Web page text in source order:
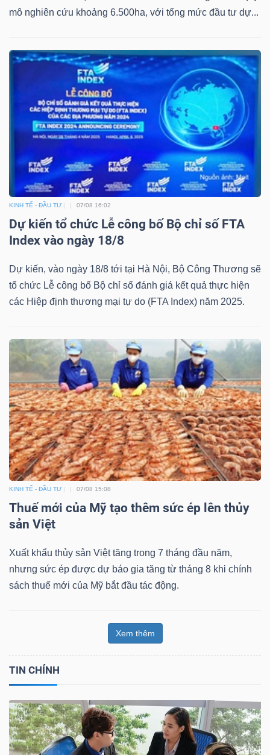
mô nghiên cứu khoảng 6.500ha, với tổng mức đầu tư dự...
KINH TẾ - ĐẦU TƯ 07/08 16:02
Dự kiến tổ chức Lễ công bố Bộ chỉ số FTA
Index vào ngày 18/8
Dự kiến, vào ngày 18/8 tới tại Hà Nội, Bộ Công Thương sẽ
tổ chức Lễ công bố Bộ chỉ số đánh giá kết quả thực hiện
các Hiệp định thương mại tự do (FTA Index) năm 2025.
KINH TẾ - ĐẦU TƯ 07/08 15:08
Thuế mới của Mỹ tạo thêm sức ép lên thủy
sản Việt
Xuất khẩu thủy sản Việt tăng trong 7 tháng đầu năm,
nhưng sức ép được dự báo gia tăng từ tháng 8 khi chính
sách thuế mới của Mỹ bắt đầu tác động.
Xem thêm
TIN CHÍNH